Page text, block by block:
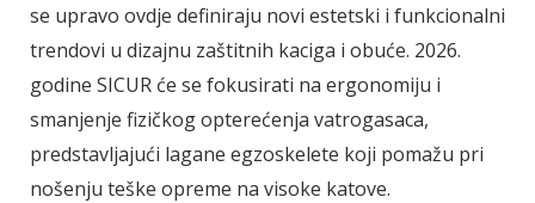
se upravo ovdje definiraju novi estetski i funkcionalni
trendovi u dizajnu zaštitnih kaciga i obuće. 2026.
godine SICUR će se fokusirati na ergonomiju i
smanjenje fizičkog opterećenja vatrogasaca,
predstavljajući lagane egzoskelete koji pomažu pri
nošenju teške opreme na visoke katove.